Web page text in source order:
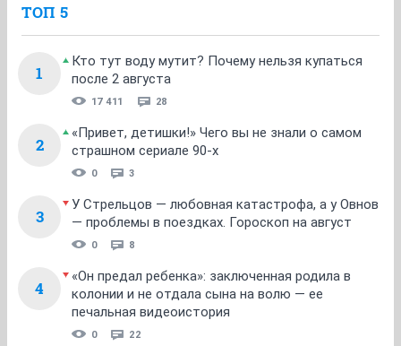
ТОП 5
1
Кто тут воду мутит? Почему нельзя купаться
после 2 августа
17 411 28
2
«Привет, детишки!» Чего вы не знали о самом
страшном сериале 90-х
0 3
3
У Стрельцов — любовная катастрофа, а у Овнов
— проблемы в поездках. Гороскоп на август
0 8
4
«Он предал ребенка»: заключенная родила в
колонии и не отдала сына на волю — ее
печальная видеоистория
0 22